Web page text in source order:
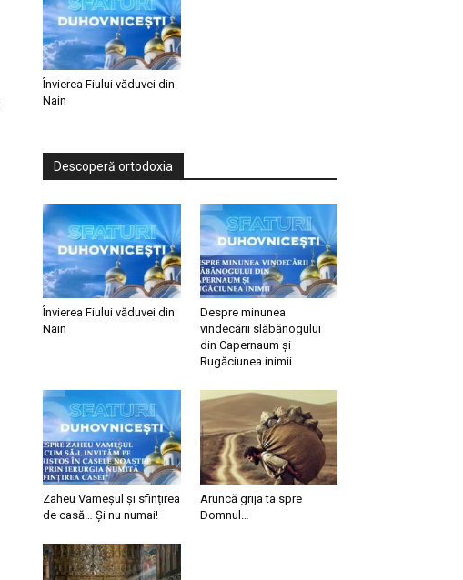
Învierea Fiului văduvei din
Nain
Descoperă ortodoxia
Învierea Fiului văduvei din
Nain
Despre minunea
vindecării slăbănogului
din Capernaum și
Rugăciunea inimii
Zaheu Vameșul și sfințirea
de casă… Și nu numai!
Aruncă grija ta spre
Domnul…